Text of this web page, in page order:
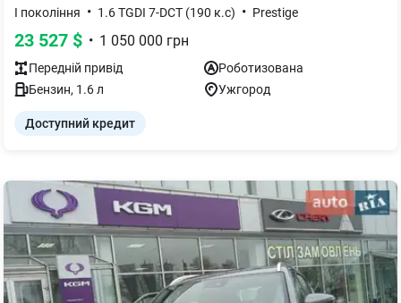
I покоління • 1.6 TGDI 7-DCT (190 к.с) • Prestige
23 527 $ • 1 050 000 грн
Передній привід
Роботизована
Бензин, 1.6л Ужгород
Доступний кредит